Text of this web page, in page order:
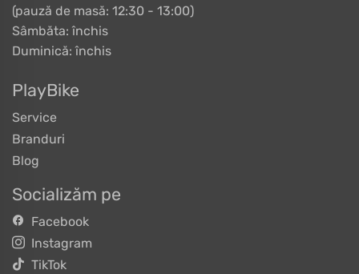
(pauză de masă: 12:30 - 13:00)
Sâmbăta: închis
Duminică: închis
PlayBike
Service
Branduri
Blog
Socializăm pe
Facebook
Instagram
TikTok